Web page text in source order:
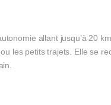
allant jusqu’à 20
les petits trajets. Elle se